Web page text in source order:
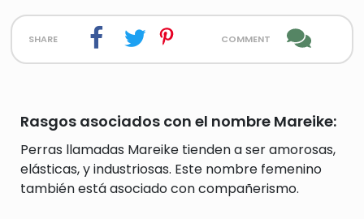
share comment
Rasgos asociados con el nombre Mareike:
Perras llamadas Mareike tienden a ser amorosas,
elásticas, y industriosas. Este nombre femenino
también está asociado con compañerismo.